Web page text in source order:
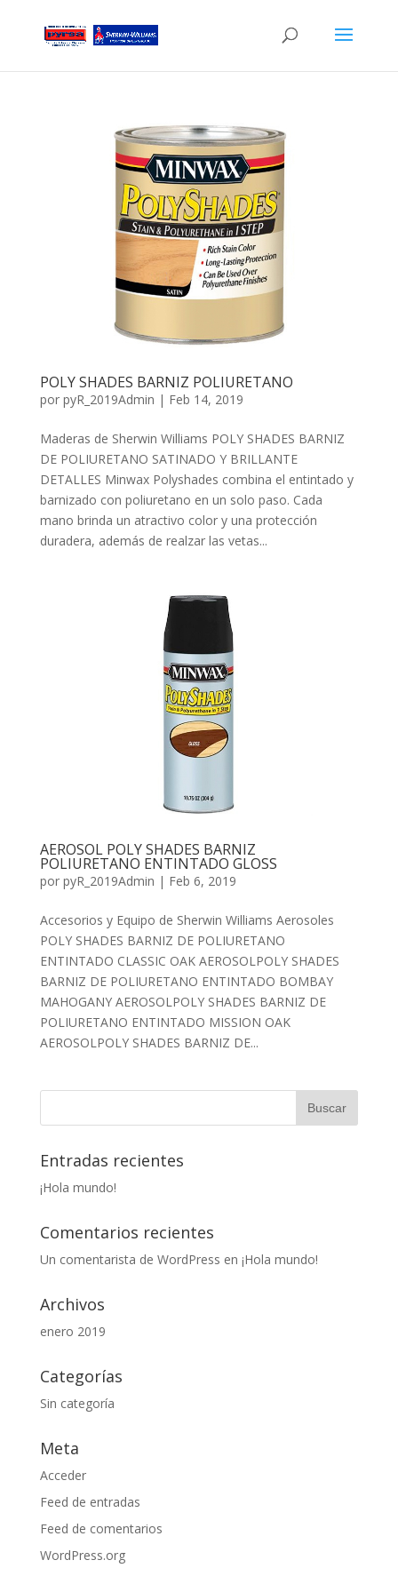
POLY SHADES BARNIZ POLIURETANO
por pyR_2019Admin | Feb 14, 2019
Maderas de Sherwin Williams POLY SHADES BARNIZ
DE POLIURETANO SATINADO Y BRILLANTE
DETALLES Minwax Polyshades combina el entintado y
barnizado con poliuretano en un solo paso. Cada
mano brinda un atractivo color y una protección
duradera, además de realzar las vetas...
AEROSOL POLY SHADES BARNIZ
POLIURETANO ENTINTADO GLOSS
por pyR_2019Admin | Feb 6, 2019
Accesorios y Equipo de Sherwin Williams Aerosoles
POLY SHADES BARNIZ DE POLIURETANO
ENTINTADO CLASSIC OAK AEROSOLPOLY SHADES
BARNIZ DE POLIURETANO ENTINTADO BOMBAY
MAHOGANY AEROSOLPOLY SHADES BARNIZ DE
POLIURETANO ENTINTADO MISSION OAK
AEROSOLPOLY SHADES BARNIZ DE...
Entradas recientes
¡Hola mundo!
Comentarios recientes
Un comentarista de WordPress en ¡Hola mundo!
Archivos
enero 2019
Categorías
Sin categoría
Meta
Acceder
Feed de entradas
Feed de comentarios
WordPress.org